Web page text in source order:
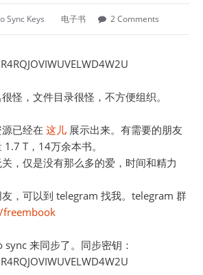
Sync Keys 电子书 2 Comments
怪，文件目录很怪，不方便组织。
已经在 这儿 展示出来。有需要的朋友
T，14万余本书。
，仅是没有那么多的爱，时间和精力
，可以到 telegram 找我。telegram 群
来同步了。同步密钥：